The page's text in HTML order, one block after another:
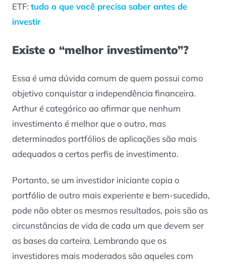
ETF: tudo o que você precisa saber antes de
investir
Existe o “melhor investimento”?
Essa é uma dúvida comum de quem possui como
objetivo conquistar a independência financeira.
Arthur é categórico ao afirmar que nenhum
investimento é melhor que o outro, mas
determinados portfólios de aplicações são mais
adequados a certos perfis de investimento.
Portanto, se um investidor iniciante copia o
portfólio de outro mais experiente e bem-sucedido,
pode não obter os mesmos resultados, pois são as
circunstâncias de vida de cada um que devem ser
as bases da carteira. Lembrando que os
investidores mais moderados são aqueles com